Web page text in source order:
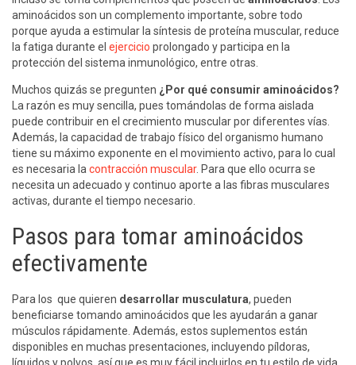
aminoácidos son un complemento importante, sobre todo
porque ayuda a estimular la síntesis de proteína muscular, reduce
la fatiga durante el ejercicio prolongado y participa en la
protección del sistema inmunológico, entre otras.
Muchos quizás se pregunten ¿Por qué consumir aminoácidos?
La razón es muy sencilla, pues tomándolas de forma aislada
puede contribuir en el crecimiento muscular por diferentes vías.
Además, la capacidad de trabajo físico del organismo humano
tiene su máximo exponente en el movimiento activo, para lo cual
es necesaria la contracción muscular. Para que ello ocurra se
necesita un adecuado y continuo aporte a las fibras musculares
activas, durante el tiempo necesario.
Pasos para tomar aminoácidos
efectivamente
Para los que quieren desarrollar musculatura, pueden
beneficiarse tomando aminoácidos que les ayudarán a ganar
músculos rápidamente. Además, estos suplementos están
disponibles en muchas presentaciones, incluyendo píldoras,